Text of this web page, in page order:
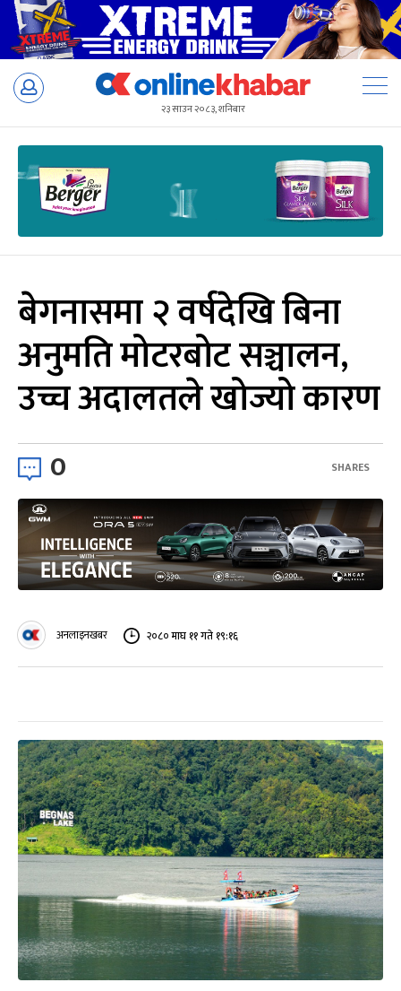
Skip
२३ साउन २०८३, शनिबार
बेगनासमा २ वर्षदेखि बिना
अनुमति मोटरबोट सञ्चालन,
उच्च अदालतले खोज्यो कारण
0 SHARES
अनलाइनखबर २०८० माघ ११ गते १९:१६